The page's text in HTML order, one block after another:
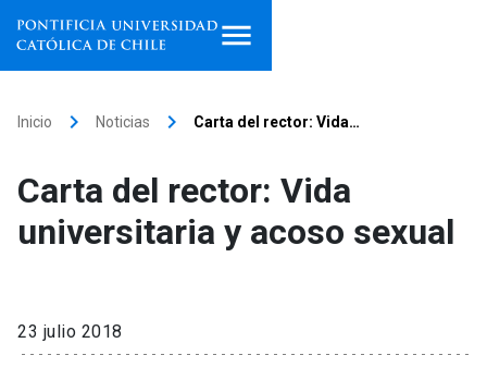
Facultades, escuelas e
institutos
Internacionalización
Inicio keyboard_arrow_right Noticias keyboard_arrow_right Carta del rector: Vida…
Carta del rector: Vida
universitaria y acoso sexual
23 julio 2018